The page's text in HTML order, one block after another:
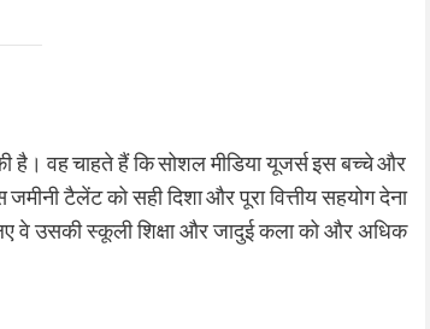
है। वह चाहते हैं कि सोशल मीडिया यूजर्स इस बच्चे और
टैलेंट को सही दिशा और पूरा वित्तीय सहयोग देना
वे उसकी स्कूली शिक्षा और जादुई कला को और अधिक